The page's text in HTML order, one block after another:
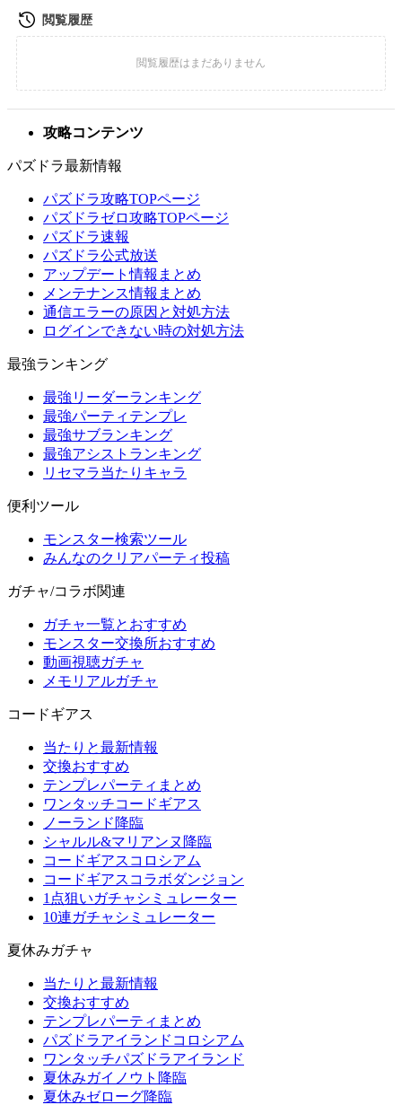
攻略コンテンツ
パズドラ最新情報
パズドラ攻略TOPページ
パズドラゼロ攻略TOPページ
パズドラ速報
パズドラ公式放送
アップデート情報まとめ
メンテナンス情報まとめ
通信エラーの原因と対処方法
ログインできない時の対処方法
最強ランキング
最強リーダーランキング
最強パーティテンプレ
最強サブランキング
最強アシストランキング
リセマラ当たりキャラ
便利ツール
モンスター検索ツール
みんなのクリアパーティ投稿
ガチャ/コラボ関連
ガチャ一覧とおすすめ
モンスター交換所おすすめ
動画視聴ガチャ
メモリアルガチャ
コードギアス
当たりと最新情報
交換おすすめ
テンプレパーティまとめ
ワンタッチコードギアス
ノーランド降臨
シャルル&マリアンヌ降臨
コードギアスコロシアム
コードギアスコラボダンジョン
1点狙いガチャシミュレーター
10連ガチャシミュレーター
夏休みガチャ
当たりと最新情報
交換おすすめ
テンプレパーティまとめ
パズドラアイランドコロシアム
ワンタッチパズドラアイランド
夏休みガイノウト降臨
夏休みゼローグ降臨